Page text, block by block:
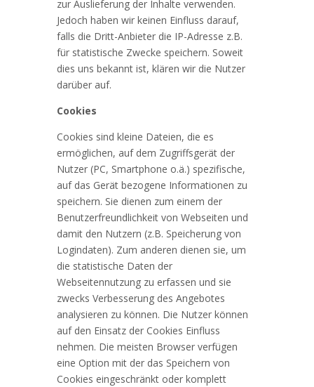
zur Auslieferung der Inhalte verwenden.
Jedoch haben wir keinen Einfluss darauf,
falls die Dritt-Anbieter die IP-Adresse z.B.
für statistische Zwecke speichern. Soweit
dies uns bekannt ist, klären wir die Nutzer
darüber auf.
Cookies
Cookies sind kleine Dateien, die es
ermöglichen, auf dem Zugriffsgerät der
Nutzer (PC, Smartphone o.ä.) spezifische,
auf das Gerät bezogene Informationen zu
speichern. Sie dienen zum einem der
Benutzerfreundlichkeit von Webseiten und
damit den Nutzern (z.B. Speicherung von
Logindaten). Zum anderen dienen sie, um
die statistische Daten der
Webseitennutzung zu erfassen und sie
zwecks Verbesserung des Angebotes
analysieren zu können. Die Nutzer können
auf den Einsatz der Cookies Einfluss
nehmen. Die meisten Browser verfügen
eine Option mit der das Speichern von
Cookies eingeschränkt oder komplett